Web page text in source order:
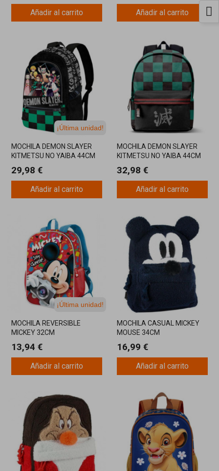
Añadir al carrito Añadir al carrito
¡Última unidad!
MOCHILA DEMON SLAYER
KITMETSU NO YAIBA 44CM
29,98 €
Añadir al carrito
MOCHILA DEMON SLAYER
KITMETSU NO YAIBA 44CM
32,98 €
Añadir al carrito
¡Última unidad!
MOCHILA REVERSIBLE
MICKEY 32CM
13,94 €
Añadir al carrito
MOCHILA CASUAL MICKEY
MOUSE 34CM
16,99 €
Añadir al carrito